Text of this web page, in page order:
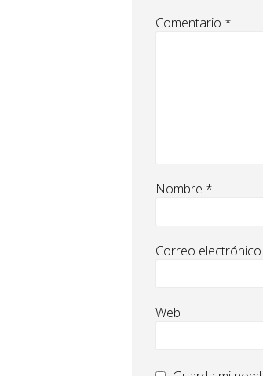
Comentario *
Nombre *
Correo electrónico
Web